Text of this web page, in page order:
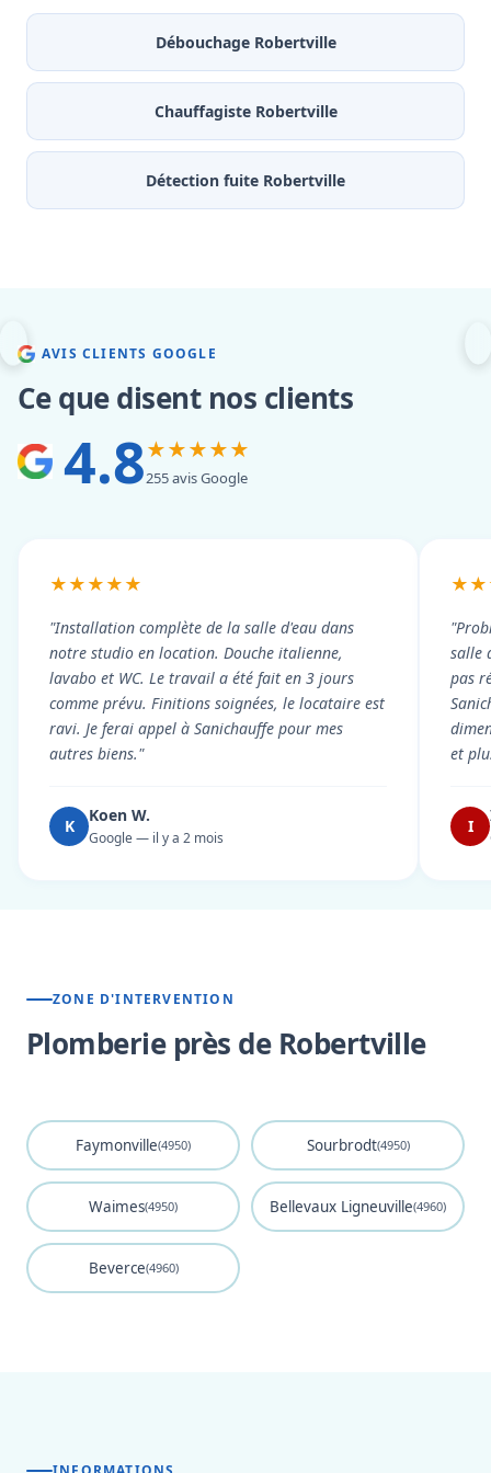
Débouchage Robertville
Chauffagiste Robertville
Détection fuite Robertville
AVIS CLIENTS GOOGLE
Ce que disent nos clients
4.8★★★★★
255 avis Google
★★★★★
"Installation complète de la salle d'eau dans
notre studio en location. Douche italienne,
lavabo et WC. Le travail a été fait en 3 jours
comme prévu. Finitions soignées, le locataire est
ravi. Je ferai appel à Sanichauffe pour mes
autres biens."
K
Koen W.
Google — il y a 2 mois
salle
pas
et
I
ZONE D'INTERVENTION
Plomberie près de Robertville
Faymonville(4950) Sourbrodt(4950)
Waimes(4950) Bellevaux Ligneuville(4960)
Beverce(4960)